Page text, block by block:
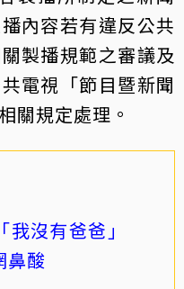
內容若有違反公共
製播規範之審議及
電視「節目暨新聞
關規定處理。
我沒有爸爸」
鼻酸